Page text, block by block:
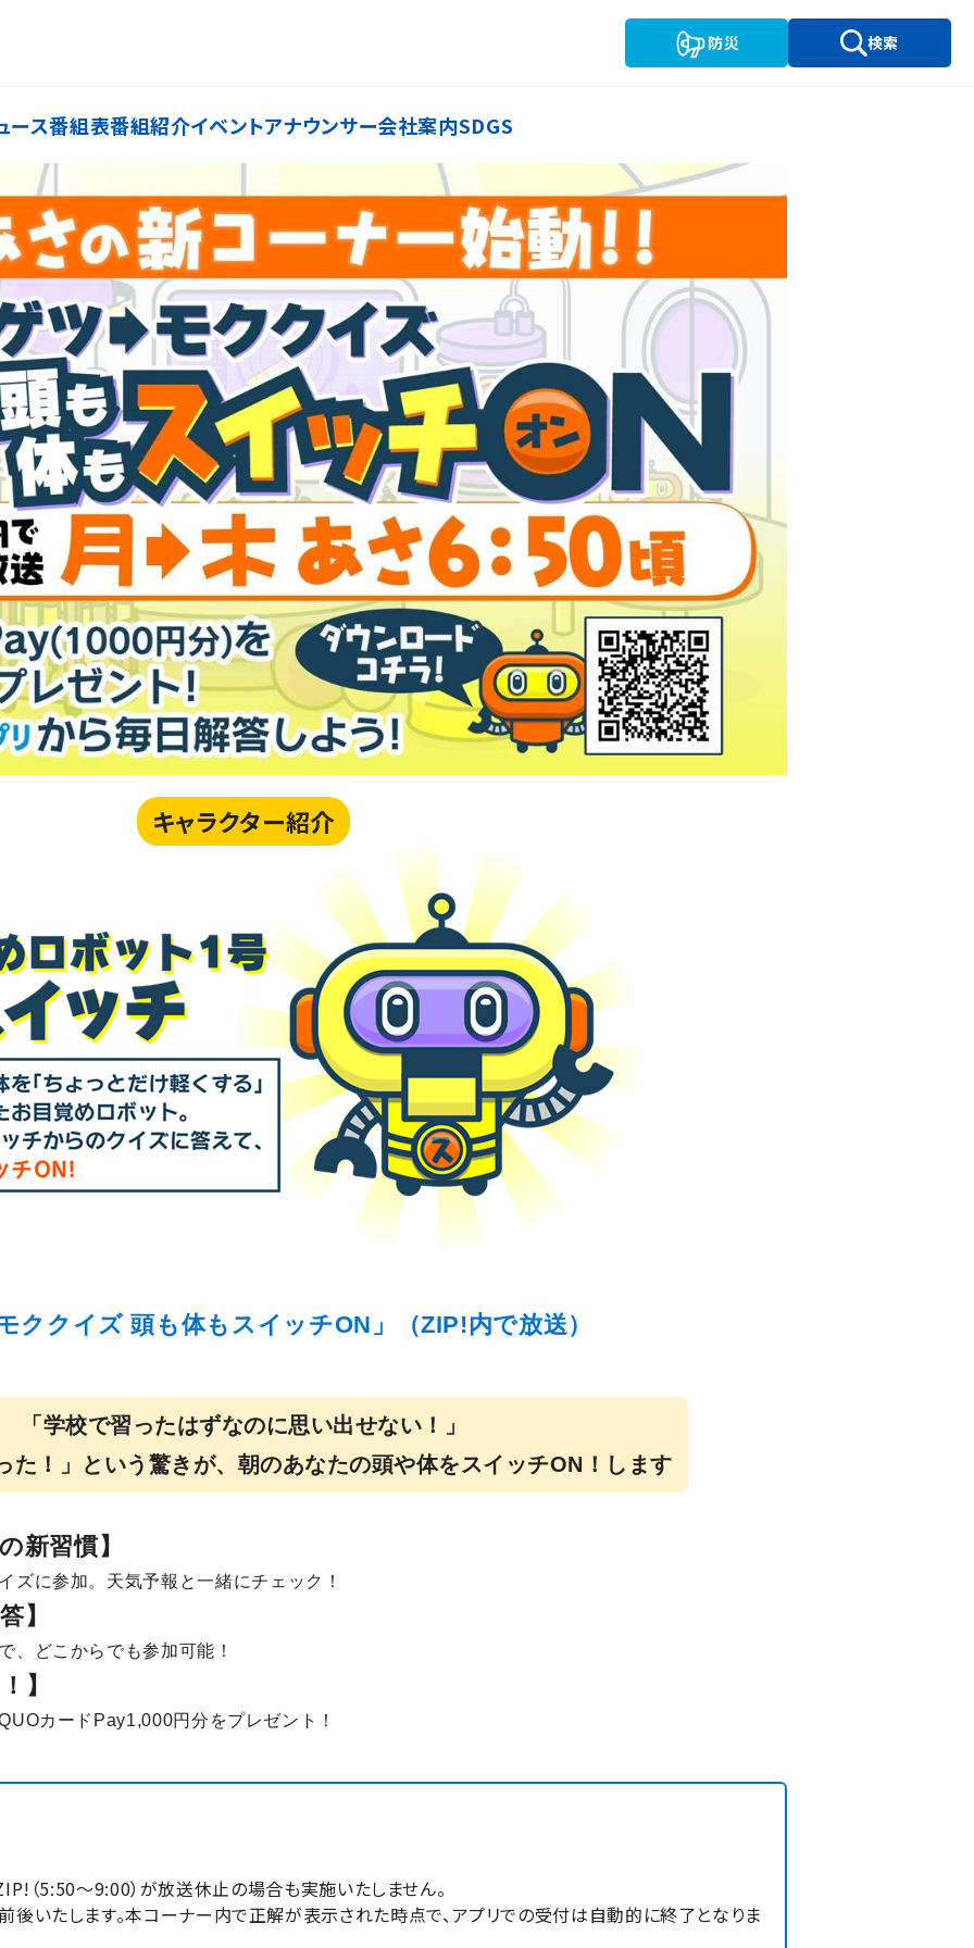
防災 検索
ース番組表番組紹介イベントアナウンサー会社案内SDGS
キャラクター紹介
ククイズ 頭も体もスイッチON」（ZIP!内で放送）
「学校で習ったはずなのに思い出せない！」
た！」という驚きが、朝のあなたの頭や体をスイッチON！します
新習慣】
ズに参加。天気予報と一緒にチェック！
】
、どこからでも参加可能！
】
カードPay1,000円分をプレゼント！
（5:50～9:00）が放送休止の場合も実施いたしません。
いたします。本コーナー内で正解が表示された時点で、アプリでの受付は自動的に終了となりま